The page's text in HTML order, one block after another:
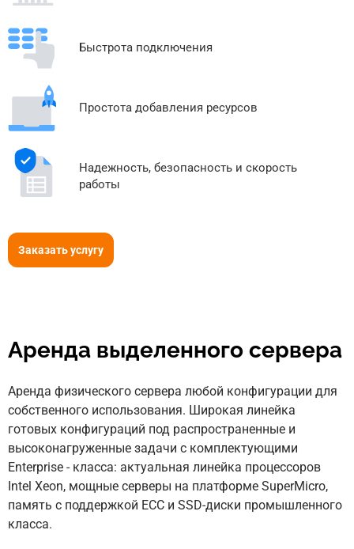
Быстрота подключения
Простота добавления ресурсов
Надежность, безопасность и скорость
работы
Заказать услугу
Аренда выделенного сервера
Аренда физического сервера любой конфигурации для
собственного использования. Широкая линейка
готовых конфигураций под распространенные и
высоконагруженные задачи с комплектующими
Enterprise - класса: актуальная линейка процессоров
Intel Xeon, мощные серверы на платформе SuperMicro,
память с поддержкой ECC и SSD-диски промышленного
класса.